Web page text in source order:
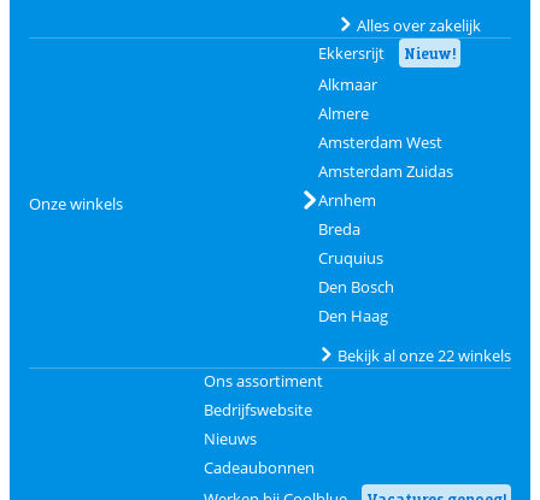
Alles over zakelijk
Onze winkels
Ekkersrijt Nieuw!
Alkmaar
Almere
Amsterdam West
Amsterdam Zuidas
Arnhem
Breda
Cruquius
Den Bosch
Den Haag
Bekijk al onze 22 winkels
Ons assortiment
Bedrijfswebsite
Nieuws
Cadeaubonnen